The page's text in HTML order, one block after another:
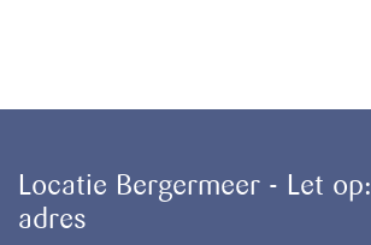
Locatie Bergermeer - Let
adres